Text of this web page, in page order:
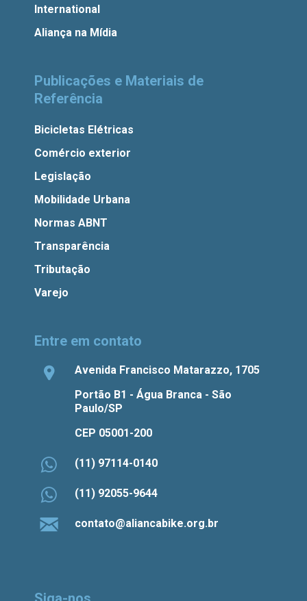
International
Aliança na Mídia
Publicações e Materiais de
Referência
Bicicletas Elétricas
Comércio exterior
Legislação
Mobilidade Urbana
Normas ABNT
Transparência
Tributação
Varejo
Entre em contato
Avenida Francisco Matarazzo, 1705
Portão B1 - Água Branca - São
Paulo/SP
CEP 05001-200
(11) 97114-0140
(11) 92055-9644
contato@aliancabike.org.br